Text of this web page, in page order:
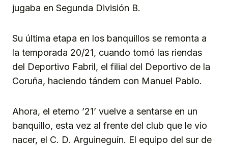
jugaba en Segunda División B.
Su última etapa en los banquillos se remonta a
la temporada 20/21, cuando tomó las riendas
del Deportivo Fabril, el filial del Deportivo de la
Coruña, haciendo tándem con Manuel Pablo.
Ahora, el eterno ’21’ vuelve a sentarse en un
banquillo, esta vez al frente del club que le vio
nacer, el C. D. Arguineguín. El equipo del sur de